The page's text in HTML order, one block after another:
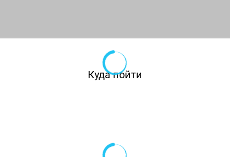
Куда пойти